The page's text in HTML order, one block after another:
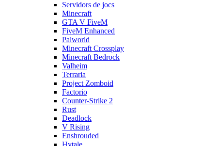
Servidors de jocs
Minecraft
GTA V FiveM
FiveM Enhanced
Palworld
Minecraft Crossplay
Minecraft Bedrock
Valheim
Terraria
Project Zomboid
Factorio
Counter-Strike 2
Rust
Deadlock
V Rising
Enshrouded
Hytale